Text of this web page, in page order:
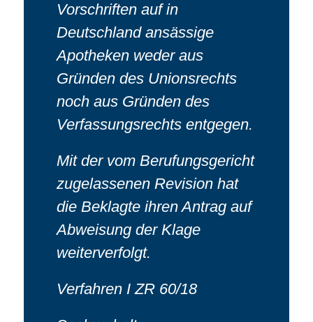
Vorschriften auf in
Deutschland ansässige
Apotheken weder aus
Gründen des Unionsrechts
noch aus Gründen des
Verfassungsrechts entgegen.
Mit der vom Berufungsgericht
zugelassenen Revision hat
die Beklagte ihren Antrag auf
Abweisung der Klage
weiterverfolgt.
Verfahren I ZR 60/18